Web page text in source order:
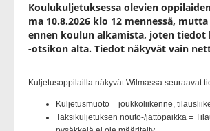
Koulukuljetuksessa olevien
ma 10.8.2026 klo 12 mennessä,
ennen koulun alkamista, joten tiedot
-otsikon alta. Tiedot näkyvät vain